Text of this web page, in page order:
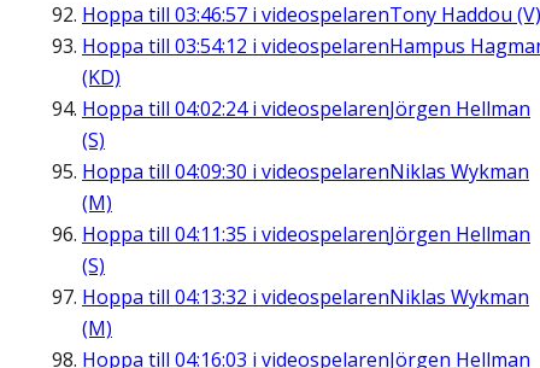
Hoppa till 03:46:57 i videospelarenTony Haddou (V)
Hoppa till 03:54:12 i videospelarenHampus
(KD)
Hoppa till 04:02:24i videospelarenJörgen Hellman
(S)
Hoppa till 04:09:30 i videospelarenNiklas Wykman
(M)
Hoppa till 04:11:35 i videospelarenJörgen Hellman
(S)
Hoppa till 04:13:32 i videospelarenNiklas Wykman
(M)
Hoppa till 04:16:03 i videospelarenJörgen Hellman